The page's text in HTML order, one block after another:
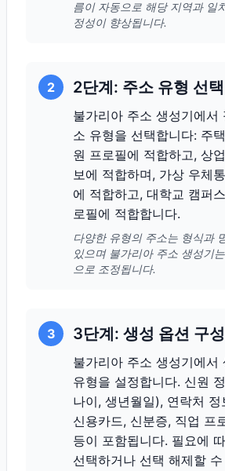
름이 자동으로 해당 지역과 일
정성이 향상됩니다.
2 2단계: 주소 유형 선택
불가리아 주소 생성기에서
소 유형을 선택합니다: 주
원 프로필에 적합하고, 상
보에 적합하며, 가상 우체
에 적합하고, 대학교 캠퍼
로필에 적합합니다.
다양한 유형의 주소는 형식과
있으며 불가리아 주소 생성기
으로 조정됩니다.
3 3단계: 생성 옵션 구성
불가리아 주소 생성기에서
유형을 설정합니다. 신원
나이, 생년월일), 연락처
신용카드, 신분증, 직업 프
등이 포함됩니다. 필요에
선택하거나 선택 해제할